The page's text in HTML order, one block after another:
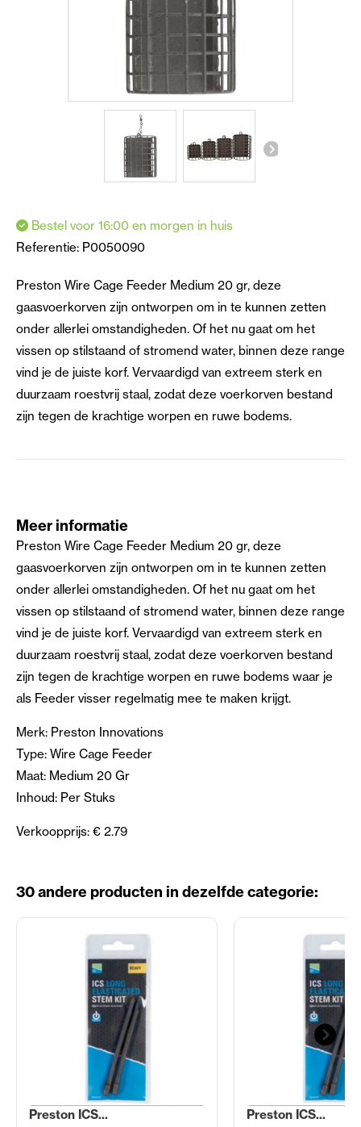
Bestel voor 16:00 en morgen in huis
Referentie: P0050090
Preston Wire Cage Feeder Medium 20 gr, deze
gaasvoerkorven zijn ontworpen om in te kunnen zetten
onder allerlei omstandigheden. Of het nu gaat om het
vissen op stilstaand of stromend water, binnen deze range
vind je de juiste korf. Vervaardigd van extreem sterk en
duurzaam roestvrij staal, zodat deze voerkorven bestand
zijn tegen de krachtige worpen en ruwe bodems.
Meer informatie
Preston Wire Cage Feeder Medium 20 gr, deze
gaasvoerkorven zijn ontworpen om in te kunnen zetten
onder allerlei omstandigheden. Of het nu gaat om het
vissen op stilstaand of stromend water, binnen deze range
vind je de juiste korf. Vervaardigd van extreem sterk en
duurzaam roestvrij staal, zodat deze voerkorven bestand
zijn tegen de krachtige worpen en ruwe bodems waar je
als Feeder visser regelmatig mee te maken krijgt.
Merk: Preston Innovations
Type: Wire Cage Feeder
Maat: Medium 20 Gr
Inhoud: Per Stuks
Verkoopprijs: € 2.79
30 andere producten in dezelfde categorie:
Preston ICS...
Preston ICS...